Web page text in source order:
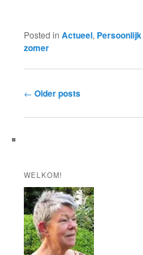
Posted in Actueel, Persoonlijk
zomer
Post
← Older posts
WELKOM!